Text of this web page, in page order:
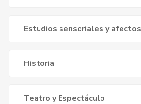
Estudios sensoriales y afectos
Historia
Teatro y Espectáculo